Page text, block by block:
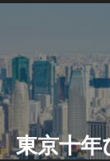
東京十年